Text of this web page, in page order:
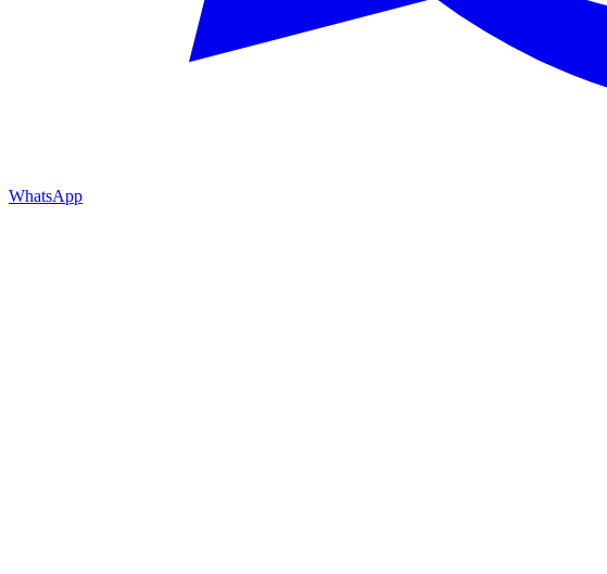
WhatsApp